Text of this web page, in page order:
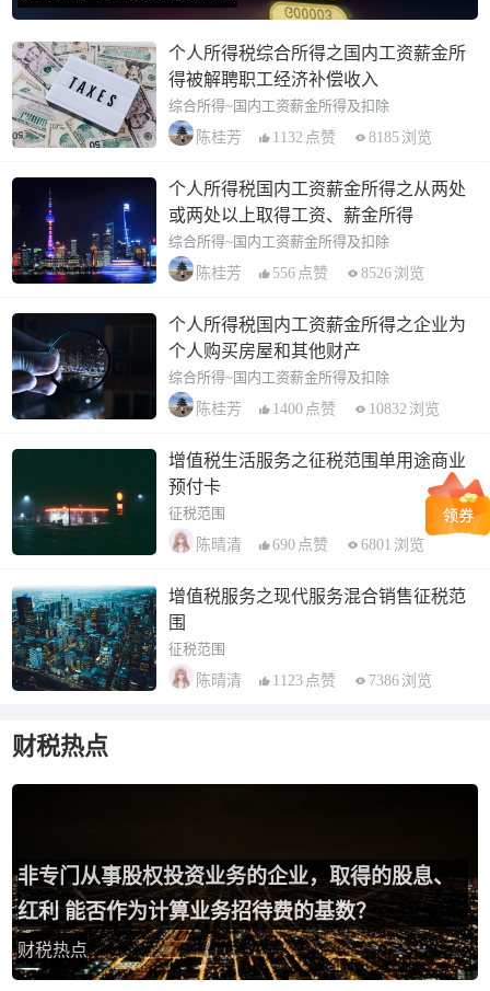
个人所得税综合所得之国内工资薪金所
得被解聘职工经济补偿收入
综合所得~国内工资薪金所得及扣除
陈桂芳
1132 点赞 8185 浏览
个人所得税国内工资薪金所得之从两处
或两处以上取得工资、薪金所得
综合所得~国内工资薪金所得及扣除
陈桂芳
556 点赞 8526 浏览
个人所得税国内工资薪金所得之企业为
个人购买房屋和其他财产
综合所得~国内工资薪金所得及扣除
陈桂芳
1400 点赞 10832 浏览
增值税生活服务之征税范围单用途商业
预付卡
征税范围
陈晴清
690 点赞 6801 浏览
增值税服务之现代服务混合销售征税范
围
征税范围
陈晴清
1123 点赞 7386 浏览
财税热点
非专门从事股权投资业务的企业，取得的股息、
红利 能否作为计算业务招待费的基数？
财税热点